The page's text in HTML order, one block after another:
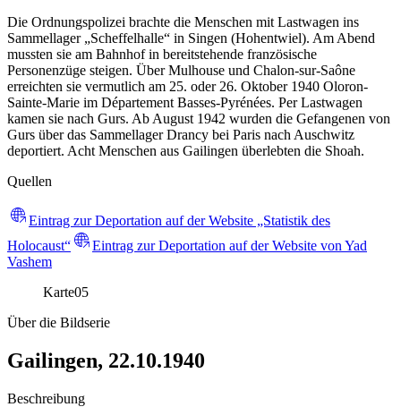
Die Ordnungspolizei brachte die Menschen mit Lastwagen ins
Sammellager „Scheffelhalle“ in Singen (Hohentwiel). Am Abend
mussten sie am Bahnhof in bereitstehende französische
Personenzüge steigen. Über Mulhouse und Chalon-sur-Saône
erreichten sie vermutlich am 25. oder 26. Oktober 1940 Oloron-
Sainte-Marie im Département Basses-Pyrénées. Per Lastwagen
kamen sie nach Gurs. Ab August 1942 wurden die Gefangenen von
Gurs über das Sammellager Drancy bei Paris nach Auschwitz
deportiert. Acht Menschen aus Gailingen überlebten die Shoah.
Quellen
Eintrag zur Deportation auf der Website „Statistik des
Holocaust“
Eintrag zur Deportation auf der Website von Yad
Vashem
Karte05
Über die Bildserie
Gailingen, 22.10.1940
Beschreibung